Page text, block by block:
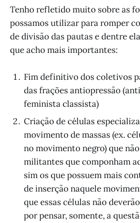
Tenho refletido muito sobre as
possamos utilizar para romper
de divisão das pautas e dentre
que acho mais importantes:
Fim definitivo dos coletivos
das frações antiopressão
feminista classista)
Criação de células
movimento de massas (ex.
no movimento negro) que
militantes que componham
sim os que possuem mais
de inserção naquele
que essas células não
por pensar, somente, a